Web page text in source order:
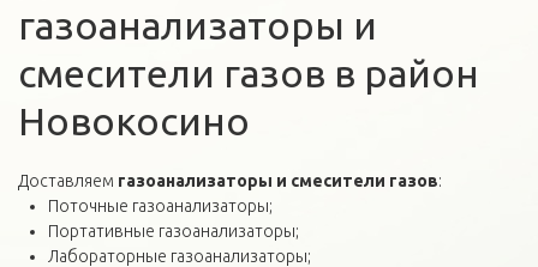
газоанализаторы и
смесители газов в район
Новокосино
Доставляем газоанализаторы и смесители газов:
Поточные газоанализаторы;
Портативные газоанализаторы;
Лабораторные газоанализаторы;